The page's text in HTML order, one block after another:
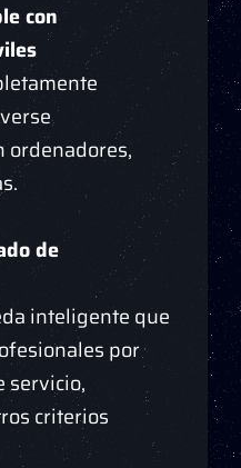
con
ordenadores,
de
inteligente que
por
servicio,
criterios